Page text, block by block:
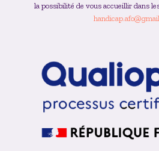
la possibilité de vous accueillir dans